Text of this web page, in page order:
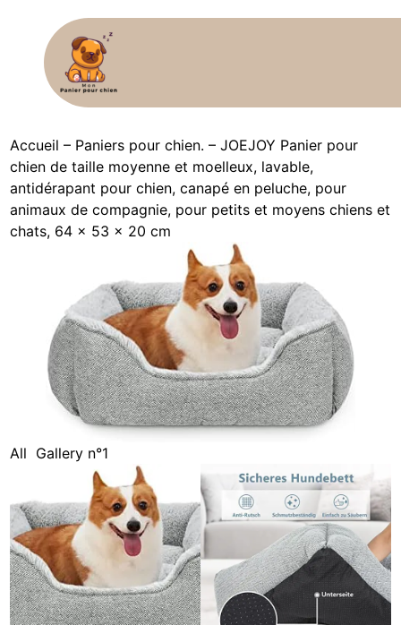
Accueil – Paniers pour chien. –JOEJOY Panier pour
chien de taille moyenne et moelleux, lavable,
antidérapant pour chien, canapé en peluche, pour
animaux de compagnie, pour petits et moyens chiens et
chats, 64 x 53 x 20 cm
All Gallery n°1